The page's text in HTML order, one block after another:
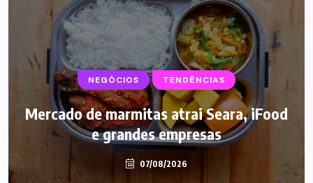
NEGÓCIOS TENDÊNCIAS
Mercado de marmitas atrai Seara, iFood
e grandes empresas
07/08/2026